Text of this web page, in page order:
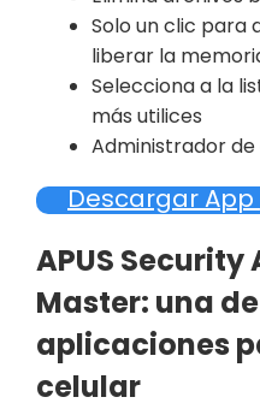
Solo un clic
liberar la
Selecciona a la
más utilices
Administrador
Descargar
APUS
Master: una
aplicaciones
celular